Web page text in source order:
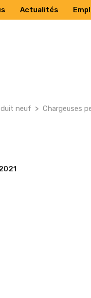
Actualités
neuf > Chargeuses